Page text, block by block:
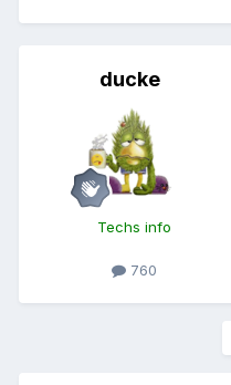
ducke
Techs info
760